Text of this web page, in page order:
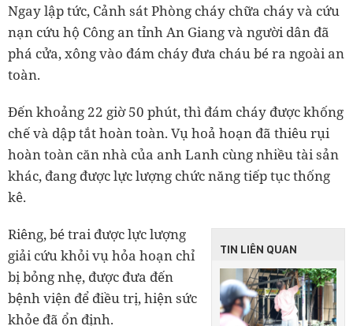
Ngay lập tức, Cảnh sát Phòng cháy chữa cháy và cứu
nạn cứu hộ Công an tỉnh An Giang và người dân đã
phá cửa, xông vào đám cháy đưa cháu bé ra ngoài an
toàn.
Đến khoảng 22 giờ 50 phút, thì đám cháy được khống
chế và dập tắt hoàn toàn. Vụ hoả hoạn đã thiêu rụi
hoàn toàn căn nhà của anh Lanh cùng nhiều tài sản
khác, đang được lực lượng chức năng tiếp tục thống
kê.
TIN LIÊN QUAN
Riêng, bé trai được lực lượng
giải cứu khỏi vụ hỏa hoạn chỉ
bị bỏng nhẹ, được đưa đến
bệnh viện để điều trị, hiện sức
khỏe đã ổn định.